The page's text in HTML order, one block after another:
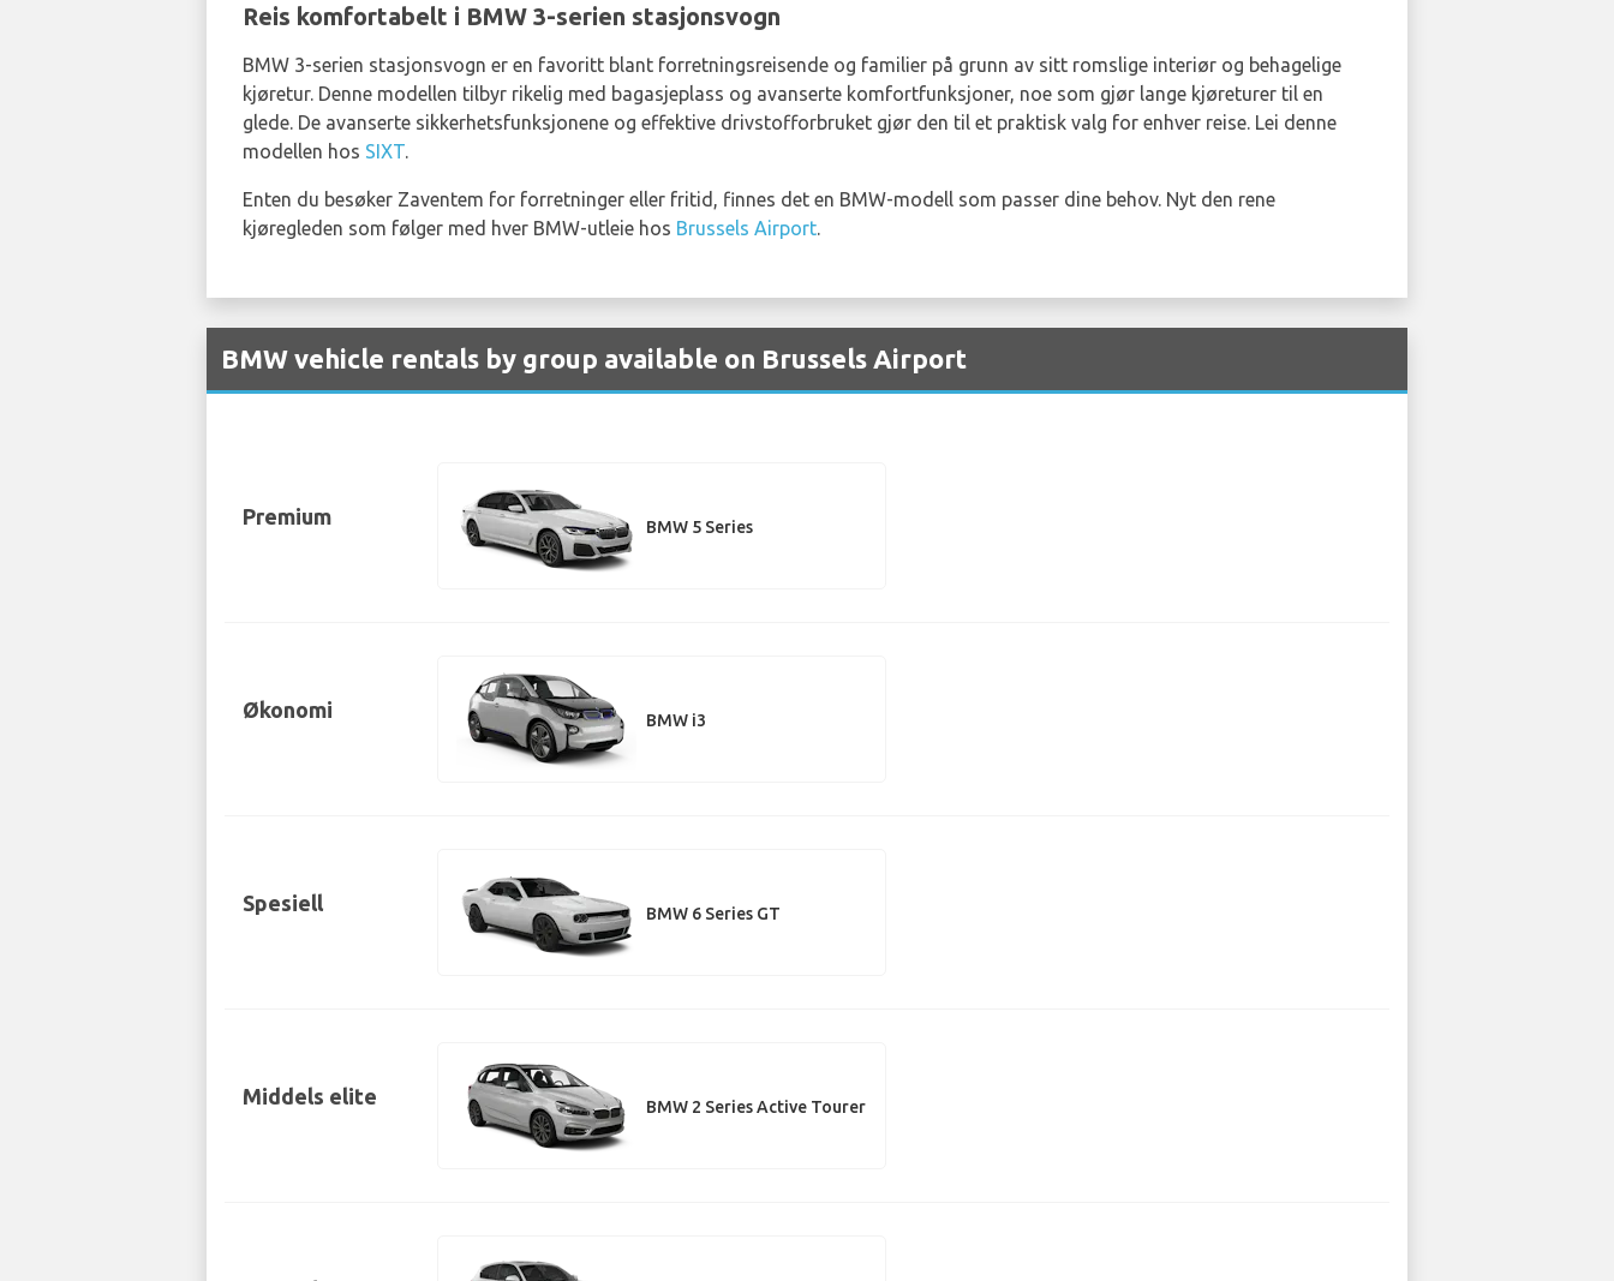
Reis komfortabelt i BMW 3-serien stasjonsvogn
BMW 3-serien stasjonsvogn er en favoritt blant forretningsreisende og familier på grunn av sitt romslige interiør og behagelige
kjøretur. Denne modellen tilbyr rikelig med bagasjeplass og avanserte komfortfunksjoner, noe som gjør lange kjøreturer til en
glede. De avanserte sikkerhetsfunksjonene og effektive drivstofforbruket gjør den til et praktisk valg for enhver reise. Lei denne
modellen hos SIXT.
Enten du besøker Zaventem for forretninger eller fritid, finnes det en BMW-modell som passer dine behov. Nyt den rene
kjøregleden som følger med hver BMW-utleie hos Brussels Airport.
BMW vehicle rentals by group available on Brussels Airport
Premium BMW 5 Series
Økonomi BMW i3
Spesiell BMW 6 Series GT
Middels elite BMW 2 Series Active Tourer